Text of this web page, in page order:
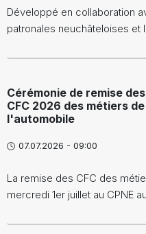
Développé en collaboration
patronales neuchâteloises
Cérémonie de remise
CFC 2026 des métiers de
l'automobile
07.07.2026 - 09:00
La remise des CFC des
mercredi 1er juillet au CPNE